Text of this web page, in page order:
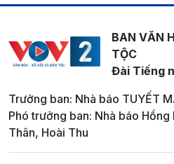
BAN VĂN
TỘC
Đài Tiếng
Trưởng ban: Nhà báo TUYẾT
Phó trưởng ban: Nhà báo Hồng
Thân, Hoài Thu